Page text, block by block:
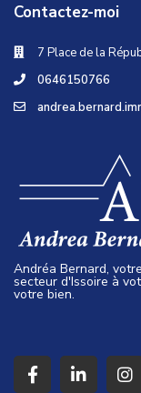
Contactez-moi
7 Place de la
0646150766
Andréa Bernard,
secteur d'Issoire à
votre bien.